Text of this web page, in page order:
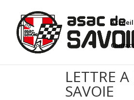
Accueil
Contact
LETTRE A
SAVOIE